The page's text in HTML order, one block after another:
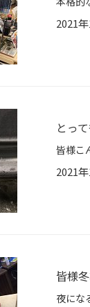
2021
とっ
2021
皆様